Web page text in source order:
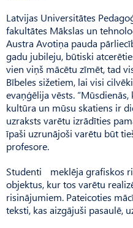
Latvijas Universitātes
fakultātes Mākslas un
Austra Avotiņa pauda
gadu jubileju, būtiski
vien viņš mācētu zīmēt, tad
Bībeles sižetiem, lai visi
evaņģēlija vēsts.
kultūra un mūsu skatiens ir
uzraksts varētu izrādīties
īpaši uzrunājoši varētu būt
profesore.
Studenti meklēja grafiskos
objektus, kur tos varētu
risinājumiem. Pateicoties
teksti, kas aizgājuši pasaulē,